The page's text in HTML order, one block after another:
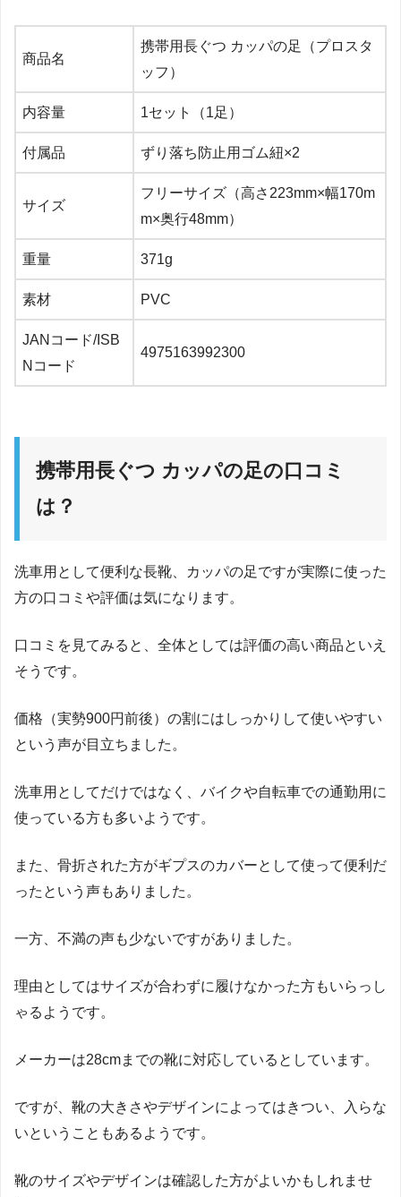
商品名
携帯用長ぐつ カッパの足（プロスタ
ッフ）
内容量 1セット（1足）
付属品 ずり落ち防止用ゴム紐×2
サイズ
フリーサイズ（高さ223mm×幅170m
m×奥行48mm）
重量 371g
素材 PVC
JANコード/ISB
Nコード
4975163992300
携帯用長ぐつ カッパの足の口コミ
は？
洗車用として便利な長靴、カッパの足ですが実際に使った
方の口コミや評価は気になります。
口コミを見てみると、全体としては評価の高い商品といえ
そうです。
価格（実勢900円前後）の割にはしっかりして使いやすい
という声が目立ちました。
洗車用としてだけではなく、バイクや自転車での通勤用に
使っている方も多いようです。
また、骨折された方がギプスのカバーとして使って便利だ
ったという声もありました。
一方、不満の声も少ないですがありました。
理由としてはサイズが合わずに履けなかった方もいらっし
ゃるようです。
メーカーは28cmまでの靴に対応しているとしています。
ですが、靴の大きさやデザインによってはきつい、入らな
いということもあるようです。
靴のサイズやデザインは確認した方がよいかもしれませ